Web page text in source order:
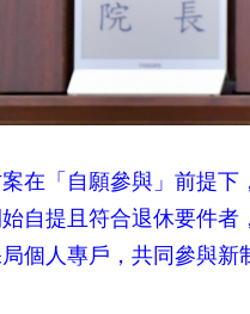
在「自願參與」前提
自提且符合退休要件
個人專戶，共同參與新